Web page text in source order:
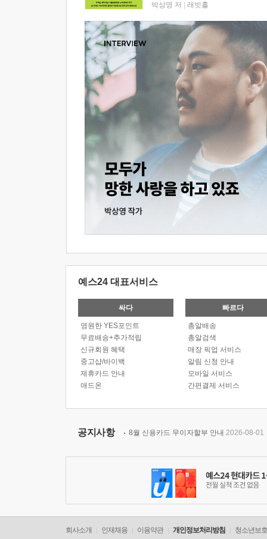
박상영 저 래빗홀
예스24 대표서비스
싸다
영원한 YES포인트
무료배송+추가적립
신규회원 혜택
중고샵/바이백
제휴카드 안내
애드온
빠르다
총알배송
총알검색
매장 픽업 서비스
알림 신청 안내
모바일 서비스
간편결제 서비스
공지사항 8월 신용카드 무이자할부 안내 2026-08-01
회사소개 인재채용 이용약관 개인정보처리방침 청소년보